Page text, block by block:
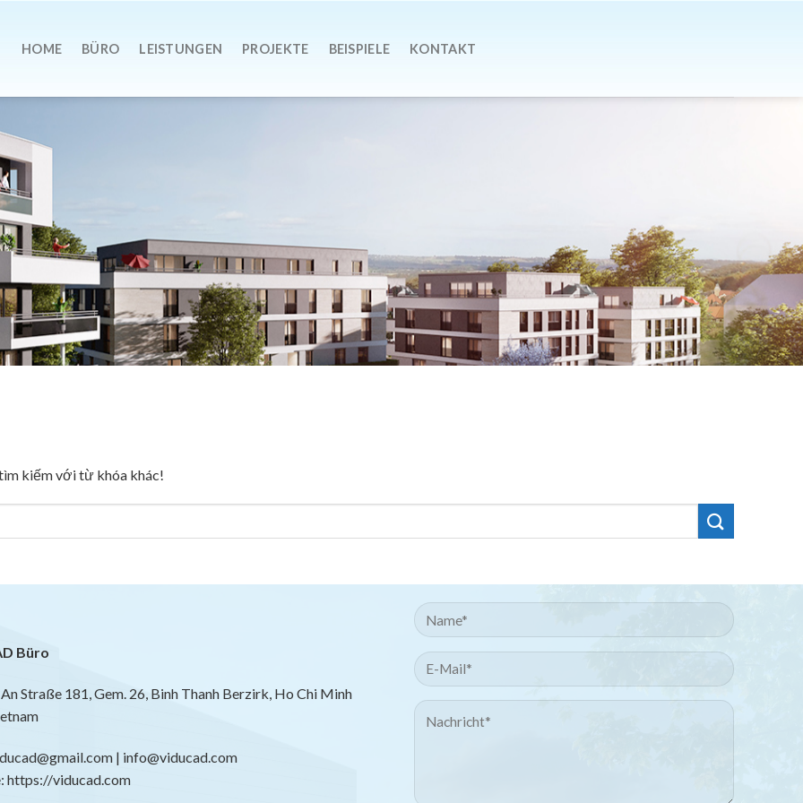
HOME BÜRO LEISTUNGEN PROJEKTE BEISPIELE KONTAKT
kiếm với từ khóa khác!
Büro
An Straße 181, Gem. 26, Binh Thanh Berzirk, Ho Chi Minh
| info@viducad.com
https://viducad.com